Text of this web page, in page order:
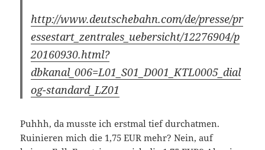
http://www.deutschebahn.com/de/presse/pr
essestart_zentrales_uebersicht/12276904/p
20160930.html?
dbkanal_006=L01_S01_D001_KTL0005_dial
og-standard_LZ01
Puhhh, da musste ich erstmal tief durchatmen.
Ruinieren mich die 1,75 EUR mehr? Nein, auf